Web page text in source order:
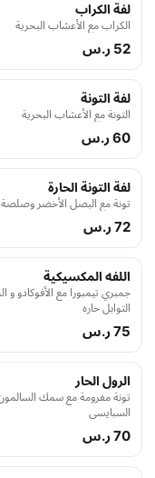
لفة الكراب
الكراب مع الأعشاب البحرية
52 ر.س
لفة التونة
التونة مع الأعشاب البحرية
60 ر.س
لفة التونة الحارة
تونة مع البصل الأخضر وصلصة التوابل
72 ر.س
اللفه المكسيكية
جمبري تيمبورا مع الأفوكادو
التوابل حاره
75 ر.س
الرول الحار
السبايسي
70 ر.س